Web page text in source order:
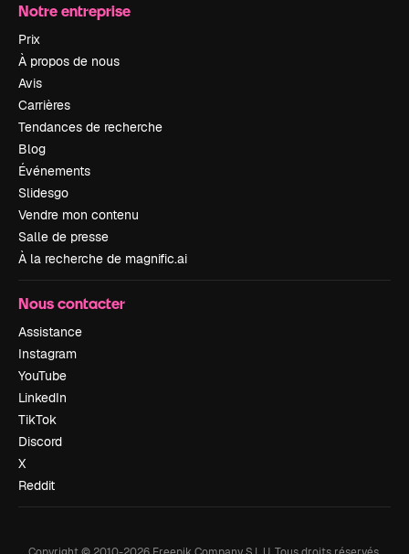
Notre entreprise
Prix
À propos de nous
Avis
Carrières
Tendances de recherche
Blog
Événements
Slidesgo
Vendre mon contenu
Salle de presse
À la recherche de magnific.ai
Nous contacter
Assistance
Instagram
YouTube
LinkedIn
TikTok
Discord
X
Reddit